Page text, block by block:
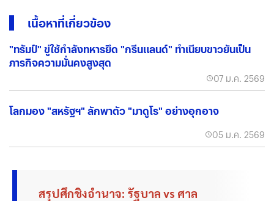
เนื้อหาที่เกี่ยวข้อง
"ทรัมป์" ขู่ใช้กำลังทหารยึด "กรีนแลนด์" ทำเนียบขาวยันเป็น
ภารกิจความมั่นคงสูงสุด
07 ม.ค. 2569
โลกมอง "สหรัฐฯ" ลักพาตัว "มาดูโร" อย่างอุกอาจ
05 ม.ค. 2569
สรุปศึกชิงอำนาจ: รัฐบาล vs ศาล